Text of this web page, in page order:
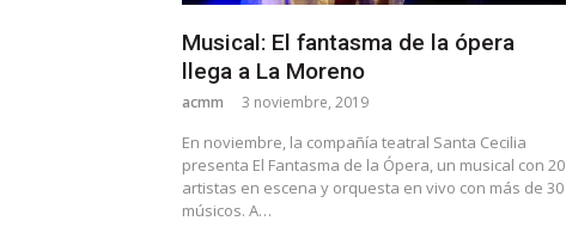
Musical: El fantasma de la ópera
llega a La Moreno
acmm 3 noviembre, 2019
En noviembre, la compañía teatral Santa Cecilia
presenta El Fantasma de la Ópera, un musical con 20
artistas en escena y orquesta en vivo con más de 30
músicos. A…